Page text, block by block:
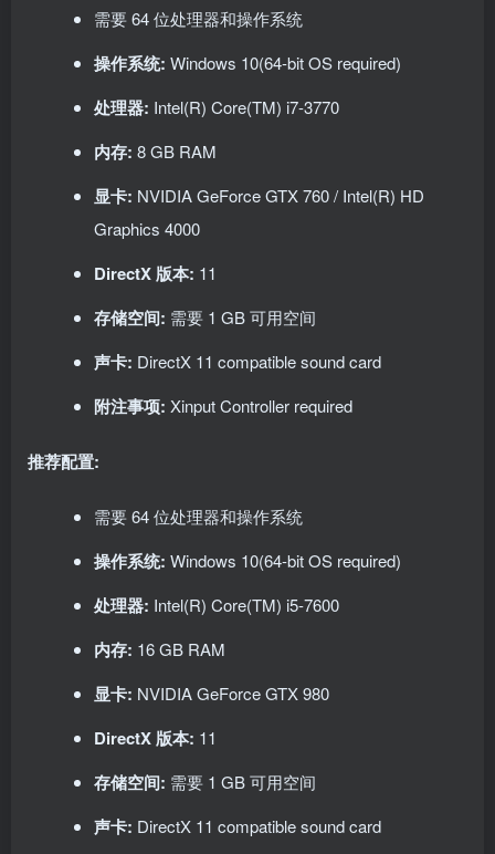
需要 64 位处理器和操作系统
操作系统: Windows 10(64-bit OS required)
处理器: Intel(R) Core(TM) i7-3770
内存: 8 GB RAM
显卡: NVIDIA GeForce GTX 760 / Intel(R) HD
Graphics 4000
DirectX 版本: 11
存储空间: 需要 1 GB 可用空间
声卡: DirectX 11 compatible sound card
附注事项: Xinput Controller required
推荐配置:
需要 64 位处理器和操作系统
操作系统: Windows 10(64-bit OS required)
处理器: Intel(R) Core(TM) i5-7600
内存: 16 GB RAM
显卡: NVIDIA GeForce GTX 980
DirectX 版本: 11
存储空间: 需要 1 GB 可用空间
声卡: DirectX 11 compatible sound card